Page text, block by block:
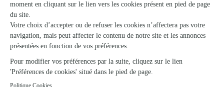
★ ★ ★ ★ ★
J’attends la livraison
J’attends la livraison pour donner un avis documenté.
22/12/2025